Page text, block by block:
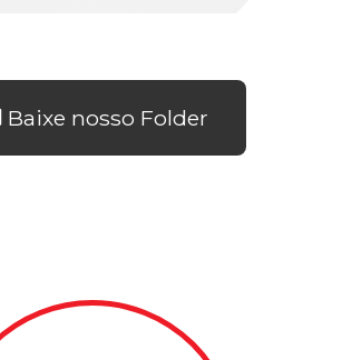
Baixe nosso Folder